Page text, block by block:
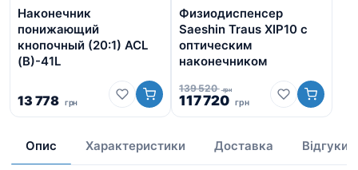
Наконечник
понижающий
кнопочный (20:1) ACL
(B)-41L
13 778 грн
Физиодиспенсер
Saeshin Traus XIP10 с
оптическим
наконечником
139 520 грн
Оригінальна
ціна:
520
грн.
117 720 грнПоточна
ціна:
720
грн.
Опис Характеристики Доставка Відгуки